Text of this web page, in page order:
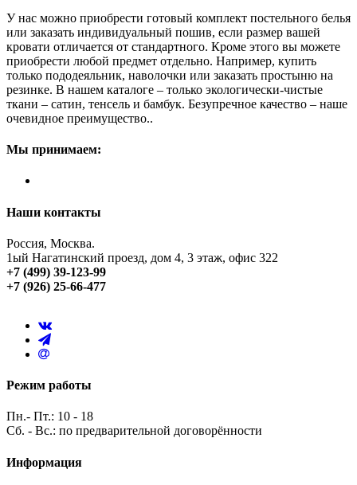
У нас можно приобрести готовый комплект постельного белья
или заказать индивидуальный пошив, если размер вашей
кровати отличается от стандартного. Кроме этого вы можете
приобрести любой предмет отдельно. Например, купить
только пододеяльник, наволочки или заказать простыню на
резинке. В нашем каталоге – только экологически-чистые
ткани – сатин, тенсель и бамбук. Безупречное качество – наше
очевидное преимущество..
Мы принимаем:
Наши контакты
Россия, Москва.
1ый Нагатинский проезд, дом 4, 3 этаж, офис 322
+7 (499) 39-123-99
+7 (926) 25-66-477
Режим работы
Пн.- Пт.: 10 - 18
Сб. - Вс.: по предварительной договорённости
Информация